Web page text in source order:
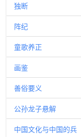
独断
阵纪
童歌养正
画鉴
善俗要义
公孙龙子悬解
中国文化与中国的兵